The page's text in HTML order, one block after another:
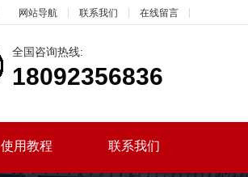
网站导航 联系我们 在线留言
全国咨询热线:
18092356836
使用教程 联系我们